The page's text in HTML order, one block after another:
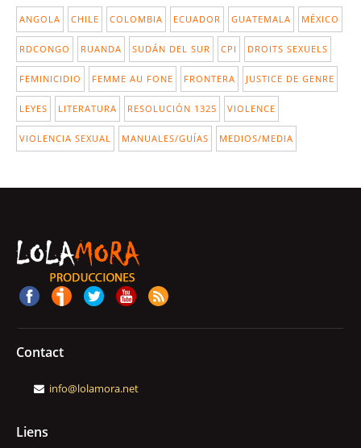
ANGOLA CHILE COLOMBIA ECUADOR GUATEMALA MÉXICO
RDCONGO RUANDA SUDÁN DEL SUR CPI DROITS SEXUELS
FEMINICIDIO FEMME AU FONE FRONTERA JUSTICE DE GENRE
LEYES LITERATURA RESOLUCIÓN 1325 VIOLENCE
VIOLENCIA SEXUAL MANUALES/GUÍAS MEDIOS/MEDIA
Contact
info@lolamora.net
Liens